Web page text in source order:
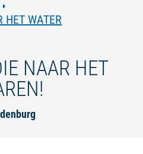
HET WATER
NAAR HET